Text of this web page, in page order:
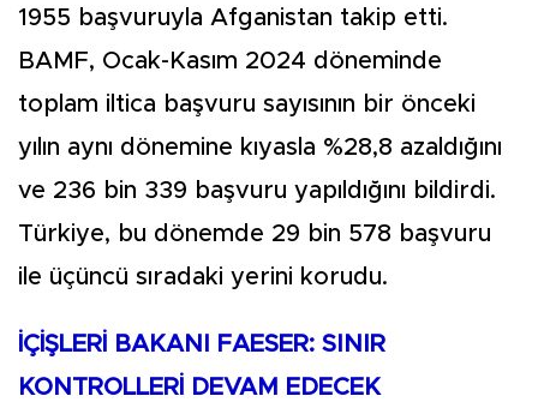
1955 başvuruyla Afganistan takip etti.
BAMF, Ocak-Kasım 2024 döneminde
toplam iltica başvuru sayısının bir önceki
yılın aynı dönemine kıyasla %28,8 azaldığını
ve 236 bin 339 başvuru yapıldığını bildirdi.
Türkiye, bu dönemde 29 bin 578 başvuru
ile üçüncü sıradaki yerini korudu.
İÇİŞLERİ BAKANI FAESER: SINIR
KONTROLLERİ DEVAM EDECEK